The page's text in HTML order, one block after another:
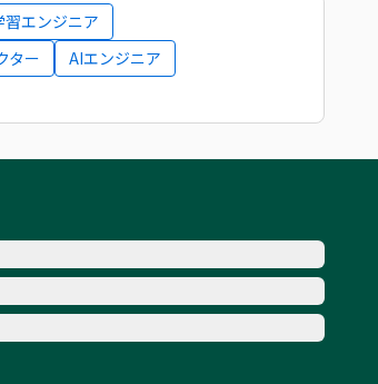
習エンジニア
ター
AIエンジニア